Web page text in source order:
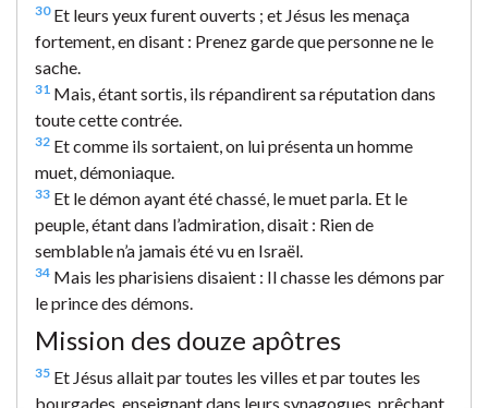
30Et leurs yeux furent ouverts ; et Jésus les menaça
fortement, en disant : Prenez garde que personne ne le
sache.
31 Mais, étant sortis, ils répandirent sa réputation dans
toute cette contrée.
32 Et comme ils sortaient, on lui présenta un homme
muet, démoniaque.
33 Et le démon ayant été chassé, le muet parla. Et le
peuple, étant dans l’admiration, disait : Rien de
semblable n’a jamais été vu en Israël.
34 Mais les pharisiens disaient : Il chasse les démons par
le prince des démons.
Mission des douze apôtres
35 Et Jésus allait par toutes les villes et par toutes les
bourgades, enseignant dans leurs synagogues, prêchant